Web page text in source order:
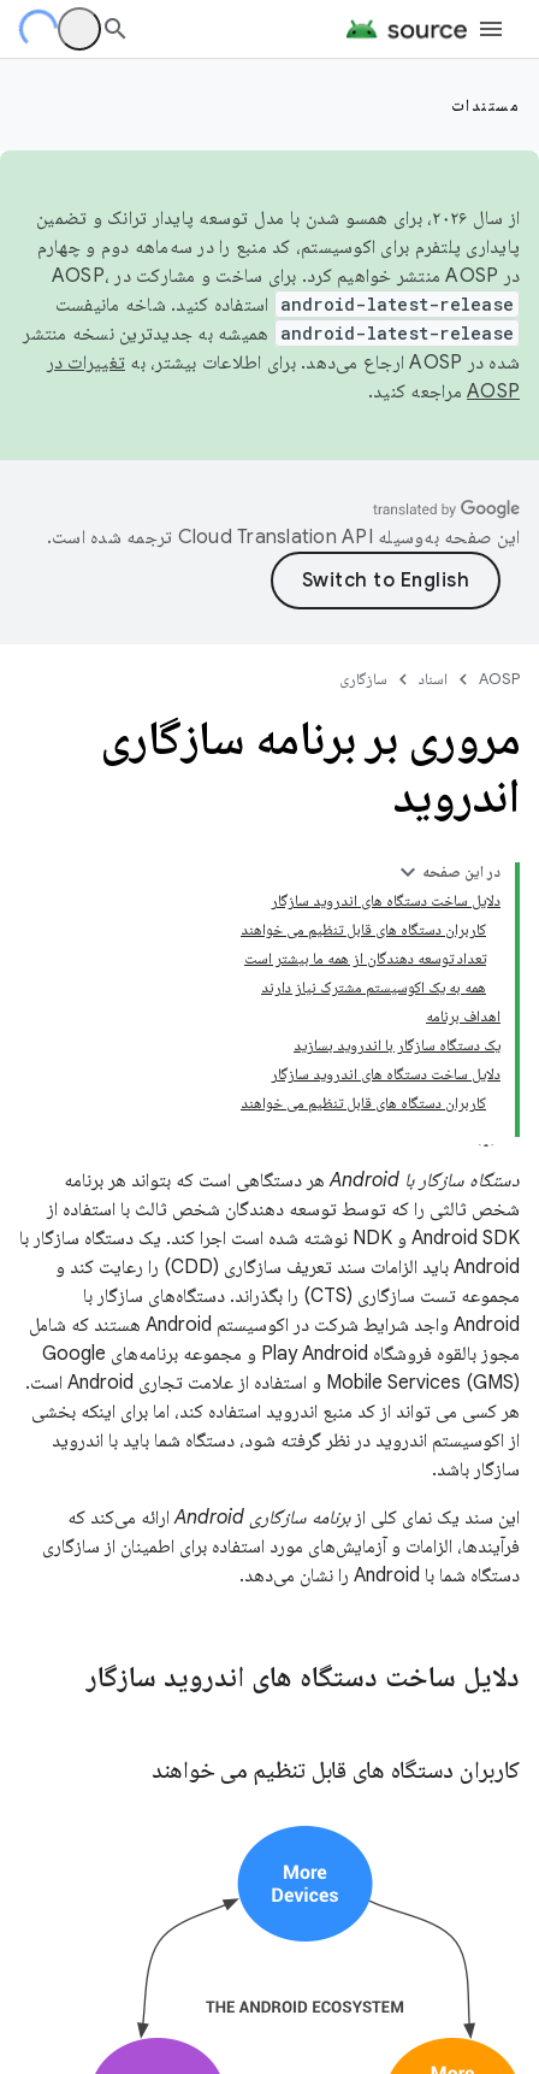
مستندات
از سال ۲۰۲۶، برای همسو شدن با مدل توسعه پایدار ترانک و تضمین
پایداری پلتفرم برای اکوسیستم، کد منبع را در سه‌ماهه دوم و چهارم
در AOSP منتشر خواهیم کرد. برای ساخت و مشارکت در AOSP،
android-latest-release استفاده کنید. شاخه مانیفست
android-latest-release
همیشه به جدیدترین نسخه منتشر
شده در AOSP ارجاع می‌دهد. برای اطلاعات بیشتر، به
تغییرات در
AOSP مراجعه کنید.
این صفحه به‌وسیله ترجمه شده است.
AOSP اسناد سازگاری
مروری بر برنامه سازگاری
اندروید
در این صفحه
دلایل ساخت دستگاه های اندروید سازگار
کاربران دستگاه های قابل تنظیم می خواهند
تعداد توسعه دهندگان از همه ما بیشتر است
همه به یک اکوسیستم مشترک نیاز دارند
اهداف برنامه
یک دستگاه سازگار با اندروید بسازید
دلایل ساخت دستگاه های اندروید سازگار
کاربران دستگاه های قابل تنظیم می خواهند
دستگاه سازگار با Android
هر دستگاهی است که بتواند هر برنامه
شخص ثالثی را که توسط توسعه دهندگان شخص ثالث با استفاده از
Android SDK و NDK نوشته شده است اجرا کند. یک دستگاه سازگار با
Android باید الزامات سند تعریف سازگاری (CDD) را رعایت کند و
مجموعه تست سازگاری (CTS) را بگذراند. دستگاه‌های سازگار با
Android واجد شرایط شرکت در اکوسیستم Android هستند که شامل
مجوز بالقوه فروشگاه Play Android و مجموعه برنامه‌های Google
Mobile Services (GMS) و استفاده از علامت تجاری Android است.
هر کسی می تواند از کد منبع اندروید استفاده کند، اما برای اینکه بخشی
از اکوسیستم اندروید در نظر گرفته شود، دستگاه شما باید با اندروید
سازگار باشد.
این سند یک نمای کلی ازبرنامه سازگاری Android
ارائه می‌کند که
فرآیندها، الزامات و آزمایش‌های مورد استفاده برای اطمینان از سازگاری
دستگاه شما با Android را نشان می‌دهد.
دلایل ساخت دستگاه های اندروید سازگار
کاربران دستگاه های قابل تنظیم می خواهند